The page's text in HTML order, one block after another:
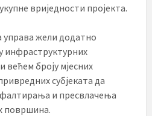
вриједности пројекта.
управа жели додатно
инфраструктурних
већем броју мјесних
субјеката да
и пресвлачења
површина.